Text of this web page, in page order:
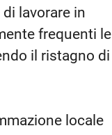
lavorare in
frequenti le
il ristagno di
locale